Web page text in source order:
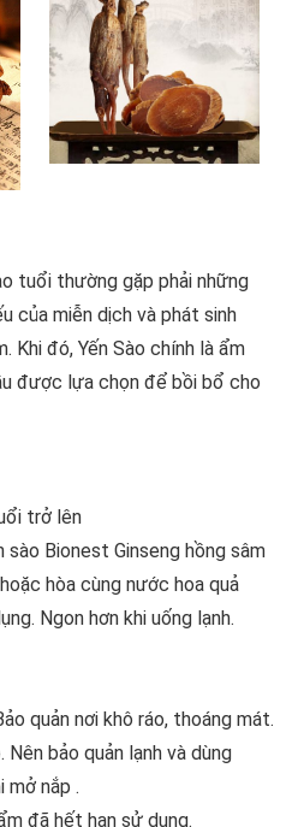
tuổi thường gặp phải những
của miễn dịch và phát sinh
Khi đó, Yến Sào chính là ẩm
được lựa chọn để bồi bổ cho
trở lên
Bionest Ginseng hồng sâm
hòa cùng nước hoa quả
Ngon hơn khi uống lạnh.
quản nơi khô ráo, thoáng mát.
bảo quản lạnh và dùng
mở nắp .
đã hết hạn sử dụng.